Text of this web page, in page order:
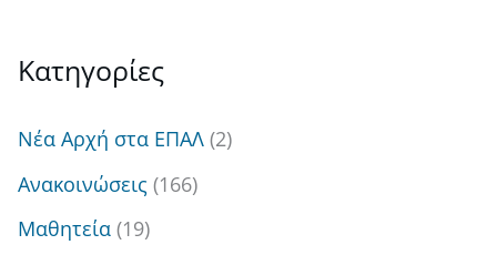
ή
τ
Kατηγορίες
Νέα Αρχή στα ΕΠΑΛ (2)
Ανακοινώσεις (166)
Μαθητεία (19)